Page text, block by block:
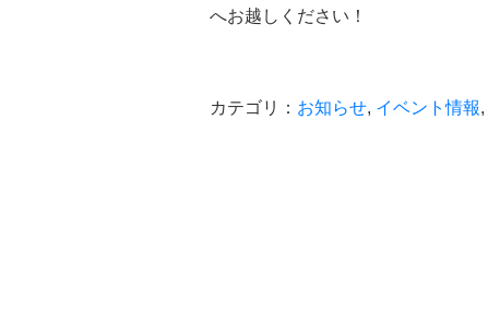
へお越しください！
カテゴリ： お知らせ, イベント情報,